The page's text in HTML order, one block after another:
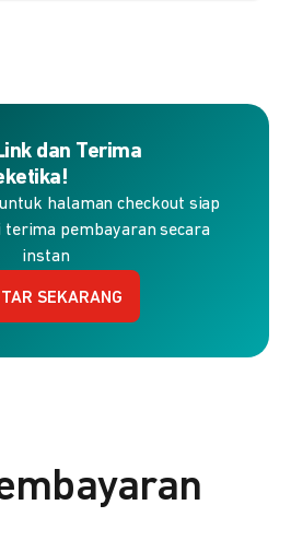
dan Terima
halaman checkout siap
terima pembayaran secara
instan
SEKARANG